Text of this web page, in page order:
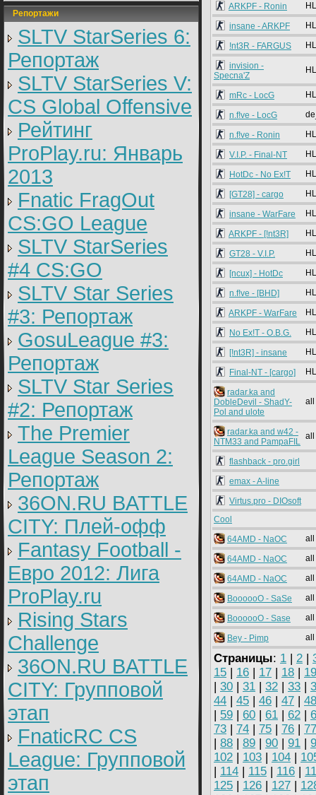
Репортажи
SLTV StarSeries 6:
Репортаж
SLTV StarSeries V:
CS Global Offensive
Рейтинг
ProPlay.ru: Январь
2013
Fnatic FragOut
CS:GO League
SLTV StarSeries
#4 CS:GO
SLTV Star Series
#3: Репортаж
GosuLeague #3:
Репортаж
SLTV Star Series
#2: Репортаж
The Premier
League Season 2:
Репортаж
36ON.RU BATTLE
CITY: Плей-офф
Fantasy Football -
Евро 2012: Лига
ProPlay.ru
Rising Stars
Challenge
36ON.RU BATTLE
CITY: Групповой
этап
FnaticRC CS
League: Групповой
этап
ARKPF - Ronin
insane - ARKPF
!nt3R - FARGUS
invision -
Specna'Z
mRc - LocG
n.f!ve - LocG
n.f!ve - Ronin
V.I.P. - Final-NT
HotDc - No Ex!T
[GT28] - cargo
insane - WarFare
ARKPF - [!nt3R]
GT28 - V.I.P.
[ncux] - HotDc
n.f!ve - [BHD]
ARKPF - WarFare
No Ex!T - O.B.G.
[!nt3R] - insane
Final-NT - [cargo]
radar.ka and
DobleDevil - ShadY-
Pol and ulote
all
radar.ka and w42 -
NTM33 and PampaFIL
all
flashback - pro.girl
emax - A-line
Virtus.pro - DIOsoft
Cool
64AMD - NaOC
all
64AMD - NaOC all
64AMD - NaOC all
BoooooO - SaSe all
BoooooO - Sase all
Bey - Pimp all
Страницы: 1 | 2 |
15 | 16 | 17 | 18 | 19
| 30 | 31 | 32 | 33 |
44 | 45 | 46 | 47 | 48
| 59 | 60 | 61 | 62 |
73 | 74 | 75 | 76 | 77
| 88 | 89 | 90 | 91 |
102 | 103 | 104 |
| 114 | 115 | 116 |
125 | 126 | 127 |